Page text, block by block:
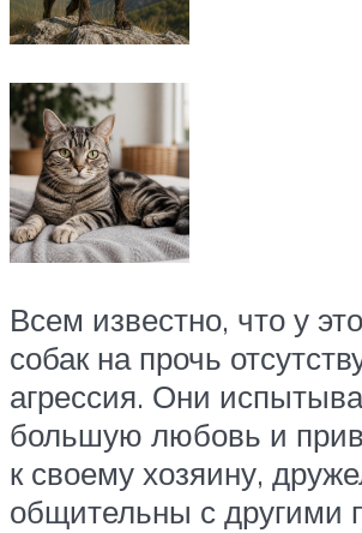
Всем известно, что у
собак на прочь
агрессия. Они
большую любовь и
к своему хозяину,
общительны с другими